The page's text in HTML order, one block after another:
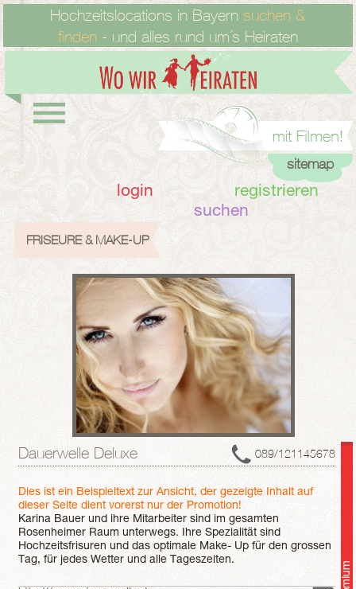
Hochzeitslocations in Bayern suchen &
finden- und alles rund um´s Heiraten
sitemap
login
registrieren
suchen
FRISEURE & MAKE-UP
Dauerwelle Deluxe 089/121145678
Dies ist ein Beispieltext zur Ansicht, der gezeigte Inhalt auf
dieser Seite dient vorerst nur der Promotion!
Karina Bauer und ihre Mitarbeiter sind im gesamten
Rosenheimer Raum unterwegs. Ihre Spezialität sind
Hochzeitsfrisuren und das optimale Make- Up für den grossen
Tag, für jedes Wetter und alle Tageszeiten.